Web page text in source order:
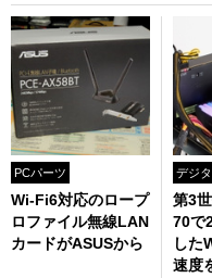
PCパーツ
Wi-Fi6対応のロープ
ロファイル無線LAN
カードがASUSから
デジ
第3
70で
した
速度